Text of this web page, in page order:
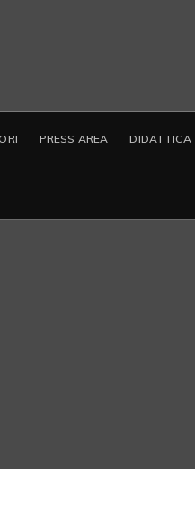
PRESS AREA DIDATTICA